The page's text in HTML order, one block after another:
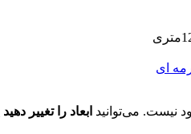
نیست. می‌توانید ابعاد را تغییر دهید